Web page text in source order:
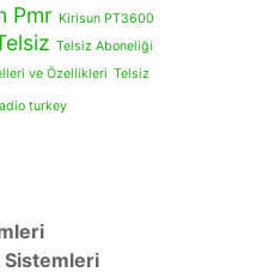
Pmr Kirisun PT3600
Telsiz Aboneliği
ve Özellikleri Telsiz
turkey
Sistemleri